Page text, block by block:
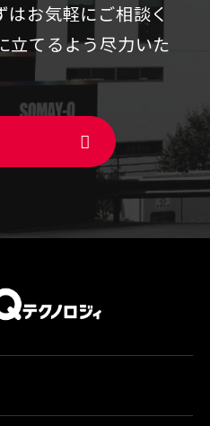
お気軽にご相談く
立てるよう尽力いた